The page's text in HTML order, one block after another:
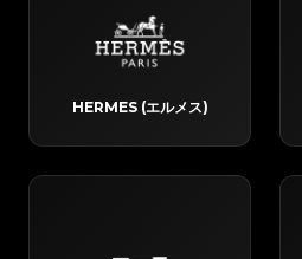
HERMES (エルメス)